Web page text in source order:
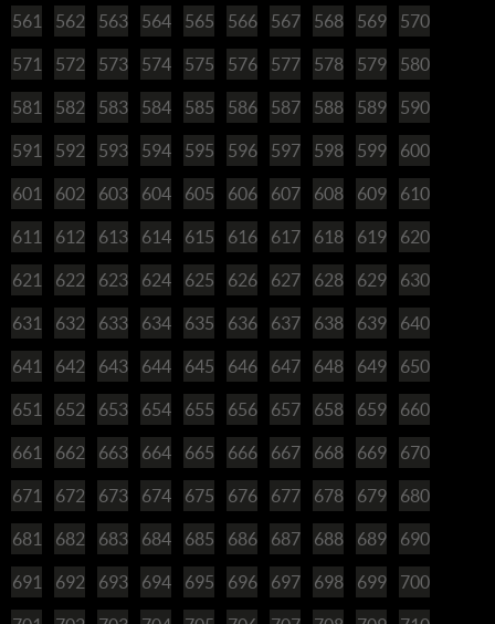
561 562 563 564 565 566 567 568 569 570
571 572 573 574 575 576 577 578 579 580
581 582 583 584 585 586 587 588 589 590
591 592 593 594 595 596 597 598 599 600
601 602 603 604 605 606 607 608 609 610
611 612 613 614 615 616 617 618 619 620
621 622 623 624 625 626 627 628 629 630
631 632 633 634 635 636 637 638 639 640
641 642 643 644 645 646 647 648 649 650
651 652 653 654 655 656 657 658 659 660
661 662 663 664 665 666 667 668 669 670
671 672 673 674 675 676 677 678 679 680
681 682 683 684 685 686 687 688 689 690
691 692 693 694 695 696 697 698 699 700